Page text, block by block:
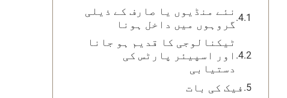
نئے منڈیوں یا صارف کے ذیلی
گروہوں میں داخل ہونا
ٹیکنالوجی کا قدیم ہو جانا
اور اسپیئر پارٹس کی
دستیابی
فیک کی بات